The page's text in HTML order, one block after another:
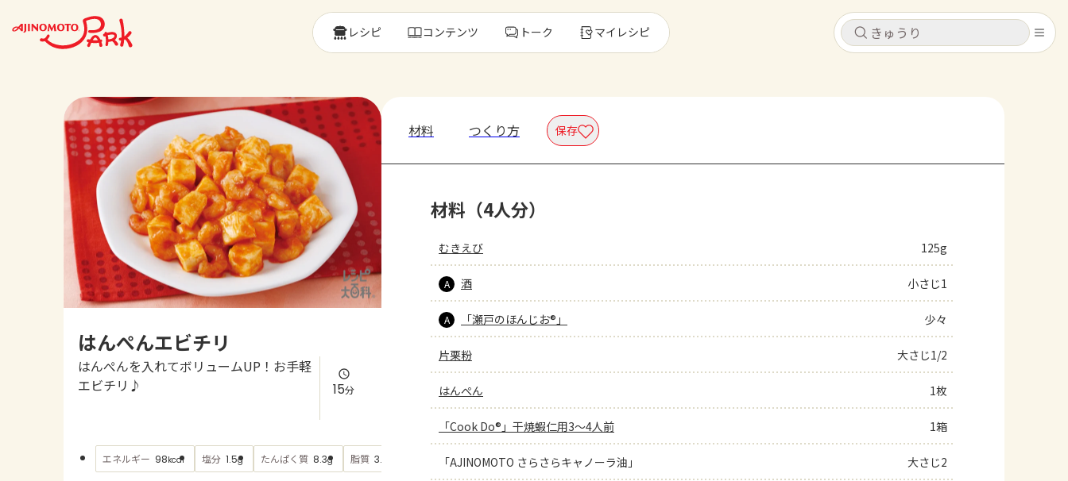
キャンセル
レシピ
トーク
よくあるお問い合わせ
AJINOMOTO PARK とは
キャンセル
レシピ コンテンツ トーク マイレシピ
はんぺんエビチリ
はんぺんを入れてボリュームUP！お手軽
エビチリ♪
15分
エネルギー 98kcal 塩分 1.5g たんぱく質 8.3g 脂質 3.5 もっと見る
材料 つくり方 保存
材料（4人分）
むきえび 125g
A 酒 小さじ1
A 「瀬戸のほんじお®」 少々
片栗粉 大さじ1/2
はんぺん 1枚
「Cook Do®」干焼蝦仁用3～4人前 1箱
「AJINOMOTO さらさらキャノーラ油」 大さじ2